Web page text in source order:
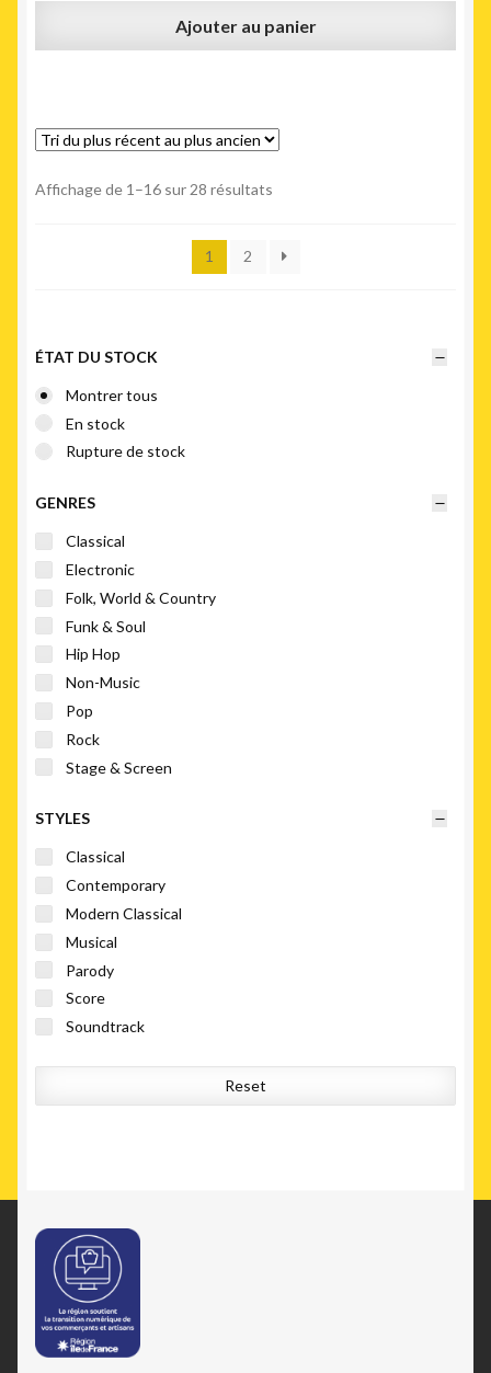
Ajouter au panier
Affichage de 1–16 sur 28 résultats
récent
1 2
ÉTAT DU STOCK
Montrer tous
En stock
Rupture de stock
GENRES
Classical
Electronic
Folk, World & Country
Funk & Soul
Hip Hop
Non-Music
Pop
Rock
Stage & Screen
STYLES
Classical
Contemporary
Modern Classical
Musical
Parody
Score
Soundtrack
Reset